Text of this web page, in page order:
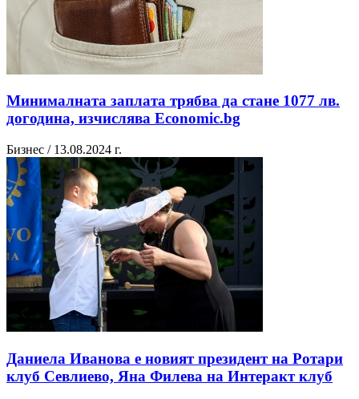
Минималната заплата трябва да стане 1077 лв.
догодина, изчислява Economic.bg
Бизнес / 13.08.2024 г.
Даниела Иванова е новият президент на Ротари
клуб Севлиево, Яна Филева на Интеракт клуб